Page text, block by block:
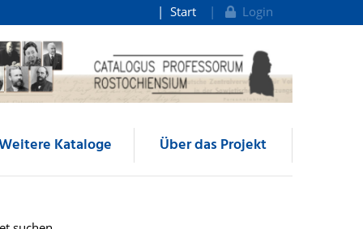
Start Login
Kataloge Über das Projekt